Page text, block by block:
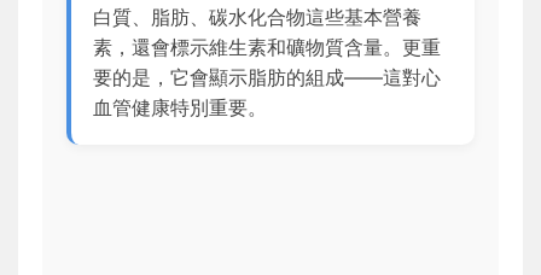
白質、脂肪、碳水化合物這些基本營養
素，還會標示維生素和礦物質含量。更重
要的是，它會顯示脂肪的組成——這對心
血管健康特別重要。